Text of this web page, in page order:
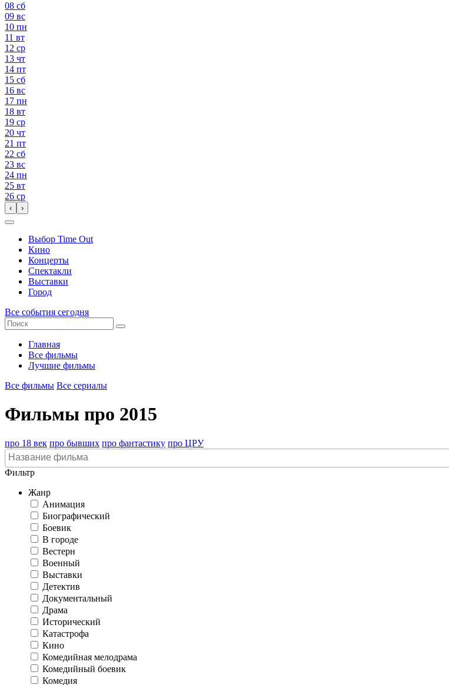
08 сб
09 вс
10 пн
11 вт
12 ср
13 чт
14 пт
15 сб
16 вс
17 пн
18 вт
19 ср
20 чт
21 пт
22 сб
23 вс
24 пн
25 вт
26 ср
‹ ›
Выбор Time Out
Кино
Концерты
Спектакли
Выставки
Город
Все события сегодня
Главная
Все фильмы
Лучшие фильмы
Все фильмы Все сериалы
Фильмы про 2015
про 18 век про бывших про фантастику про ЦРУ
Фильтр
Жанр
Анимация
Биографический
Боевик
В городе
Вестерн
Военный
Выставки
Детектив
Документальный
Драма
Исторический
Катастрофа
Кино
Комедийная мелодрама
Комедийный боевик
Комедия